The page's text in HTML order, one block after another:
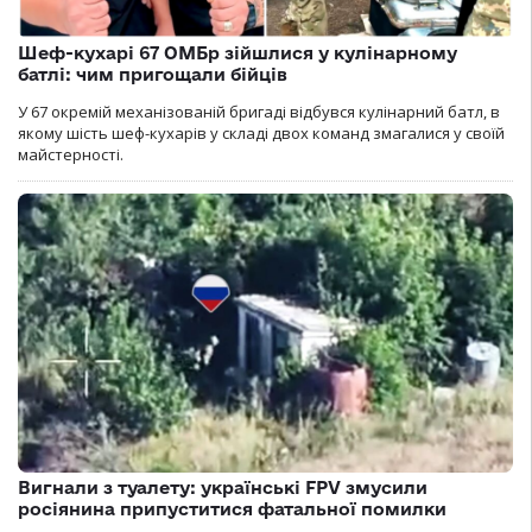
Шеф-кухарі 67 ОМБр зійшлися у кулінарному
батлі: чим пригощали бійців
У 67 окремій механізованій бригаді відбувся кулінарний батл, в
якому шість шеф-кухарів у складі двох команд змагалися у своїй
майстерності.
Вигнали з туалету: українські FPV змусили
росіянина припуститися фатальної помилки